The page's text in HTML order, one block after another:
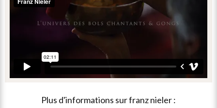
plus d'informations surfranz nieler: